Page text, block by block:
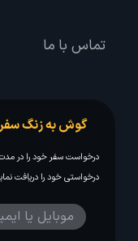
تماس با ما
گوش به زنگ
درخواست سفر خود را در مدت
درخواستی خود را دریافت